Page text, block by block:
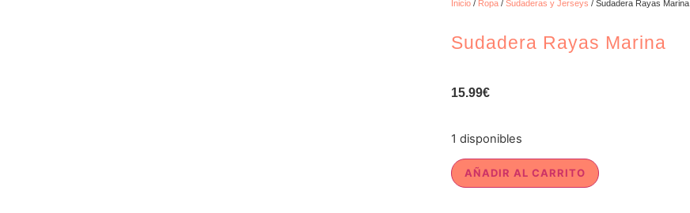
Inicio / Ropa / Sudaderas y Jerseys / Sudadera Rayas Marina
Sudadera Rayas Marina
15.99€
1 disponibles
AÑADIR AL CARRITO